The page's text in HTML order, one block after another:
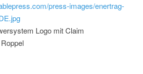
press-images/enertrag-
Logo mit Claim